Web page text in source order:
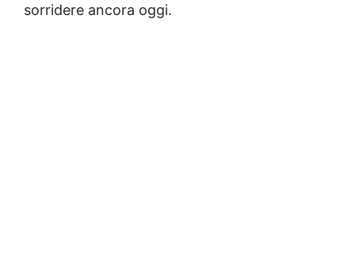
sorridere ancora oggi.